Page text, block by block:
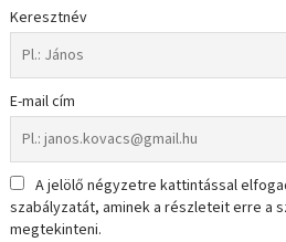
Keresztnév
E-mail cím
A jelölő négyzetre kattintással
szabályzatát, aminek a részleteit erre a
megtekinteni.